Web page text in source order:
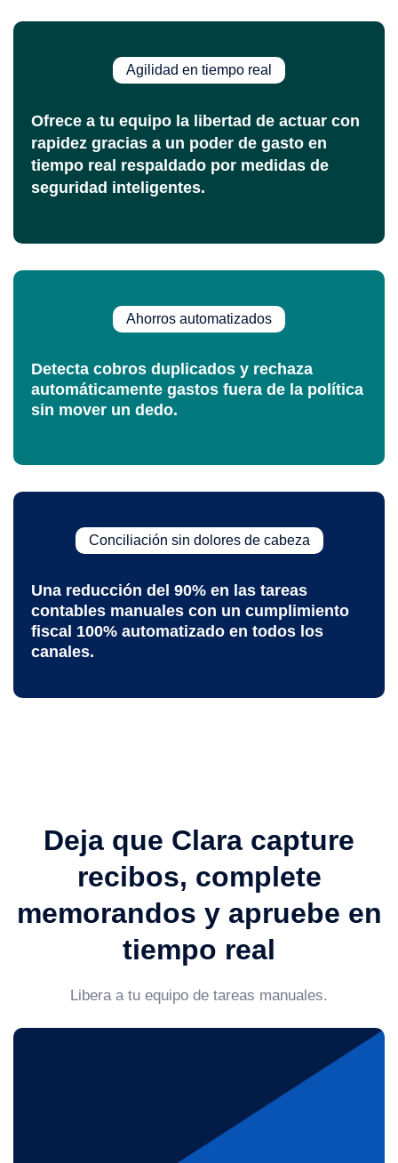
Agilidad en tiempo real
Ofrece a tu equipo la libertad de actuar con
rapidez gracias a un poder de gasto en
tiempo real respaldado por medidas de
seguridad inteligentes.
Ahorros automatizados
Detecta cobros duplicados y rechaza
automáticamente gastos fuera de la política
sin mover un dedo.
Conciliación sin dolores de cabeza
Una reducción del 90% en las tareas
contables manuales con un cumplimiento
fiscal 100% automatizado en todos los
canales.
Deja que Clara capture
recibos, complete
memorandos y apruebe en
tiempo real
Libera a tu equipo de tareas manuales.